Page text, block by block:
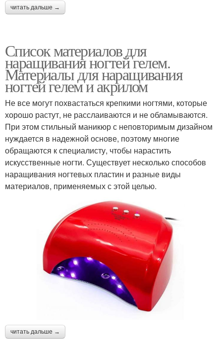
читать дальше →
Список материалов для
наращивания ногтей гелем.
Материалы для наращивания
ногтей гелем и акрилом
Не все могут похвастаться крепкими ногтями, которые
хорошо растут, не расслаиваются и не обламываются.
При этом стильный маникюр с неповторимым дизайном
нуждается в надежной основе, поэтому многие
обращаются к специалисту, чтобы нарастить
искусственные ногти. Существует несколько способов
наращивания ногтевых пластин и разные виды
материалов, применяемых с этой целью.
читать дальше →